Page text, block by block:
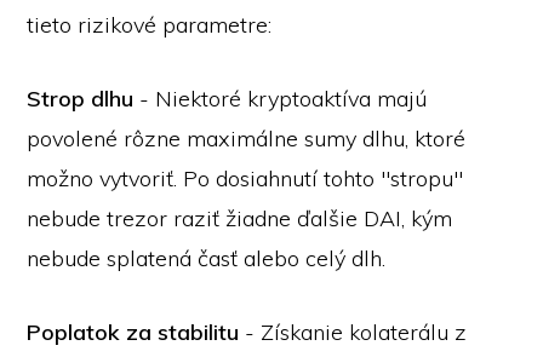
tieto rizikové parametre:
Strop dlhu - Niektoré kryptoaktíva majú
povolené rôzne maximálne sumy dlhu, ktoré
možno vytvoriť. Po dosiahnutí tohto "stropu"
nebude trezor raziť žiadne ďalšie DAI, kým
nebude splatená časť alebo celý dlh.
Poplatok za stabilitu - Získanie kolaterálu z